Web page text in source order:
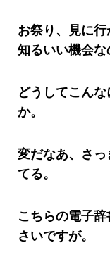
お祭り、見に
知るいい機会な
どうしてこん
か。
変だなあ、さ
てる。
こちらの電子
さいですが。